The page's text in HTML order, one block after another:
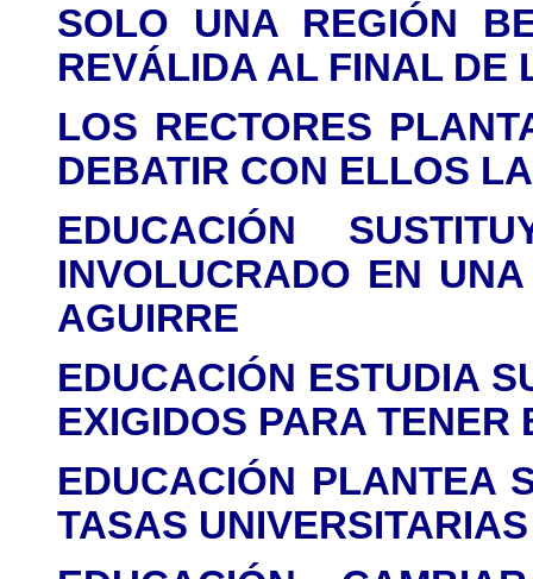
SOLO UNA REGIÓN
REVÁLIDA AL FINAL DE
LOS RECTORES
DEBATIR CON ELLOS
EDUCACIÓN
INVOLUCRADO EN
AGUIRRE
EDUCACIÓN ESTUDIA
EXIGIDOS PARA
EDUCACIÓN PLANTEA
TASAS